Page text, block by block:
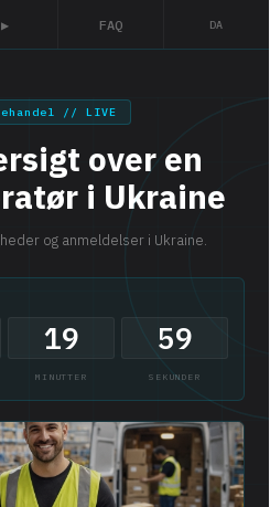
▶ FAQ DA
// LIVE
over en
i Ukraine
og anmeldelser i Ukraine.
19
MINUTTER
58
SEKUNDER